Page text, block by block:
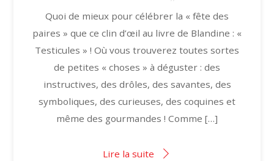
Quoi de mieux pour célébrer la « fête des
paires » que ce clin d’œil au livre de Blandine : «
Testicules » ! Où vous trouverez toutes sortes
de petites « choses » à déguster : des
instructives, des drôles, des savantes, des
symboliques, des curieuses, des coquines et
même des gourmandes ! Comme […]
Lire la suite